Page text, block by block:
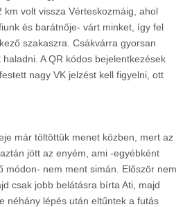
km volt vissza Vérteskozmáig, ahol
és barátnője- várt minket, így fel
szakaszra. Csákvárra gyorsan
A QR kódos bejelentkezések
nagy VK jelzést kell figyelni, ott
már töltöttük menet közben, mert az
jött az enyém, ami -egyébként
módon- nem ment simán. Először nem
csak jobb belátásra bírta Ati, majd
néhány lépés után eltűntek a futás